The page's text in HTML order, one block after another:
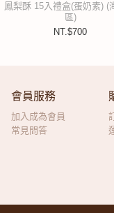
鳳梨酥 15入禮盒(蛋奶素) (
區)
NT.$700
會員服務
加入成為會員
常見問答